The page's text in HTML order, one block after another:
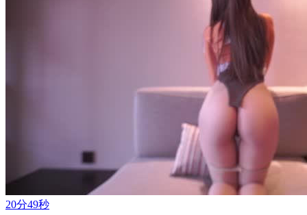
20分49秒